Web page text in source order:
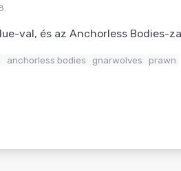
val, és az Anchorless Bodies-
anchorless bodies gnarwolves prawn